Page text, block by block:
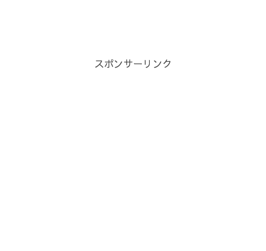
スポンサーリンク